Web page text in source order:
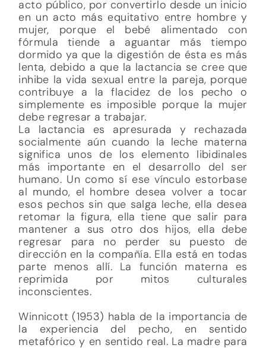
acto público, por convertirlo desde un inicio
en un acto más equitativo entre hombre y
mujer, porque el bebé alimentado con
fórmula tiende a aguantar más tiempo
dormido ya que la digestión de ésta es más
lenta, debido a que la lactancia se cree que
inhibe la vida sexual entre la pareja, porque
contribuye a la flacidez de los pecho o
simplemente es imposible porque la mujer
debe regresar a trabajar.
La lactancia es apresurada y rechazada
socialmente aún cuando la leche materna
significa unos de los elemento libidinales
más importante en el desarrollo del ser
humano. Un como sí ese vínculo estorbase
al mundo, el hombre desea volver a tocar
esos pechos sin que salga leche, ella desea
retomar la figura, ella tiene que salir para
mantener a sus otro dos hijos, ella debe
regresar para no perder su puesto de
dirección en la compañía. Ella está en todas
parte menos allí. La función materna es
reprimida por mitos culturales
inconscientes.
Winnicott (1953) habla de la importancia de
la experiencia del pecho, en sentido
metafórico y en sentido real. La madre para